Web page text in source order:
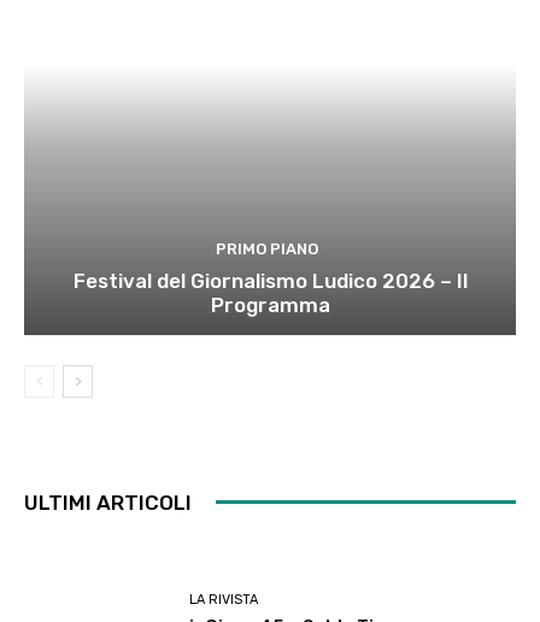
PRIMO PIANO
Festival del Giornalismo Ludico 2026 – Il
Programma
ULTIMI ARTICOLI
LA RIVISTA